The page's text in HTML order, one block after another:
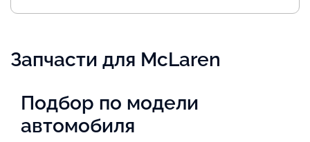
Запчасти для McLaren
Подбор по модели
автомобиля